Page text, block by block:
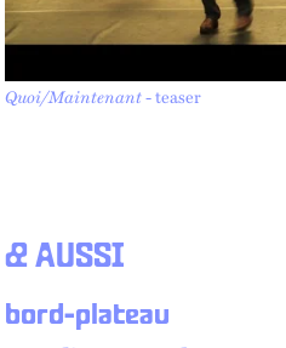
Quoi/Maintenant- teaser
& AUSSI
bord-plateau